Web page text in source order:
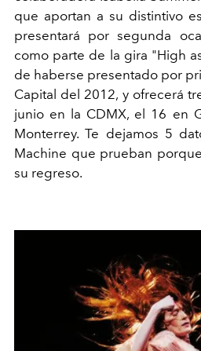
que aportan a su distintivo
presentará por segunda
como parte de la gira "High
de haberse presentado por
Capital del 2012, y ofrecerá
junio en la CDMX, el 16 en
Monterrey. Te dejamos 5
Machine que prueban
su regreso.